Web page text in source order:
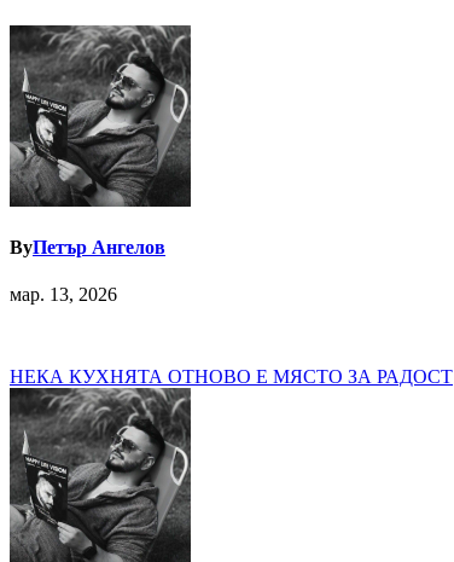
ByПетър Ангелов
мар. 13, 2026
Навигация
НЕКА КУХНЯТА ОТНОВО Е МЯСТО ЗА РАДОСТ